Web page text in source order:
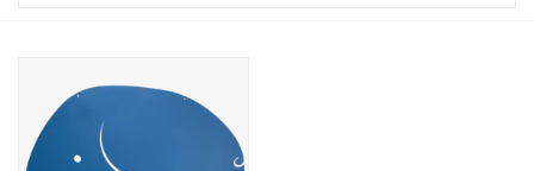
BIG SALE , GRAB YOUR
CHANCE